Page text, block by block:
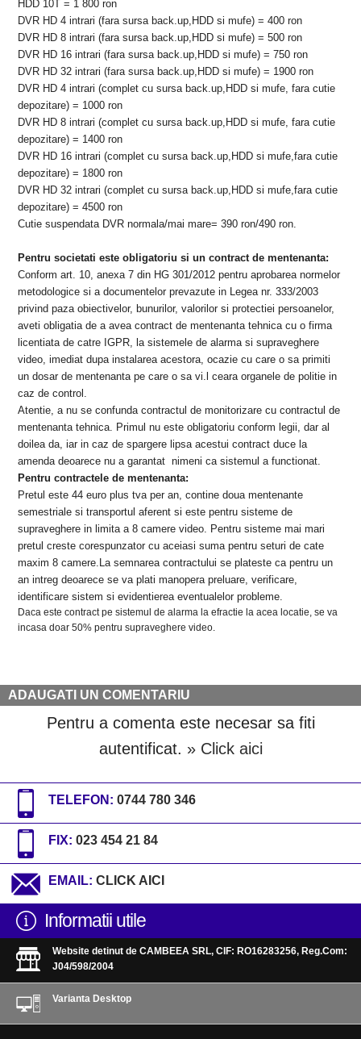
HDD 10T = 1 800 ron
DVR HD 4 intrari (fara sursa back.up,HDD si mufe) = 400 ron
DVR HD 8 intrari (fara sursa back.up,HDD si mufe) = 500 ron
DVR HD 16 intrari (fara sursa back.up,HDD si mufe) = 750 ron
DVR HD 32 intrari (fara sursa back.up,HDD si mufe) = 1900 ron
DVR HD 4 intrari (complet cu sursa back.up,HDD si mufe, fara cutie
depozitare) = 1000 ron
DVR HD 8 intrari (complet cu sursa back.up,HDD si mufe,fara cutie
depozitare) = 1400 ron
DVR HD 16 intrari (complet cu sursa back.up,HDD si mufe,fara cutie
depozitare) = 1800 ron
DVR HD 32 intrari (complet cu sursa back.up,HDD si mufe,fara cutie
depozitare) = 4500 ron
Cutie suspendata DVR normala/mai mare= 390 ron/490 ron.
Pentru societati este obligatoriu si un contract de mentenanta:
Conform art. 10, anexa 7 din HG 301/2012 pentru aprobarea normelor
metodologice si a documentelor prevazute in Legea nr. 333/2003
privind paza obiectivelor, bunurilor, valorilor si protectiei persoanelor,
aveti obligatia de a avea contract de mentenanta tehnica cu o firma
licentiata de catre IGPR, la sistemele de alarma si supraveghere
video, imediat dupa instalarea acestora, ocazie cu care o sa primiti
un dosar de mentenanta pe care o sa vi.l ceara organele de politie in
caz de control.
Atentie, a nu se confunda contractul de monitorizare cu contractul de
mentenanta tehnica. Primul nu este obligatoriu conform legii, dar al
doilea da, iar in caz de spargere lipsa acestui contract duce la
amenda deoarece nu a garantat nimeni ca sistemul a functionat.
Pentru contractele de mentenanta:
Pretul este 44 euro plus tva per an, contine doua mentenante
semestriale si transportul aferent si este pentru sisteme de
supraveghere in limita a 8 camere video. Pentru sisteme mai mari
pretul creste corespunzator cu aceiasi suma pentru seturi de cate
maxim 8 camere. La semnarea contractului se plateste ca pentru un
an intreg deoarece se va plati manopera preluare, verificare,
identificare sistem si evidentierea eventualelor probleme.
Daca este contract pe sistemul de alarma la efractie la acea locatie, se va
incasa doar 50% pentru supraveghere video.
ADAUGATI UN COMENTARIU
Pentru a comenta este necesar sa fiti
autentificat. » Click aici
TELEFON: 0744 780 346
FIX: 023 454 21 84
EMAIL: CLICK AICI
Informatii utile
Website detinut de CAMBEEA SRL, CIF: RO16283256, Reg.Com:
J04/598/2004
Varianta Desktop